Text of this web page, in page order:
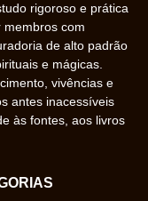
rigoroso e prática
com
de alto padrão
e mágicas.
vivências e
antes inacessíveis
às fontes, aos livros